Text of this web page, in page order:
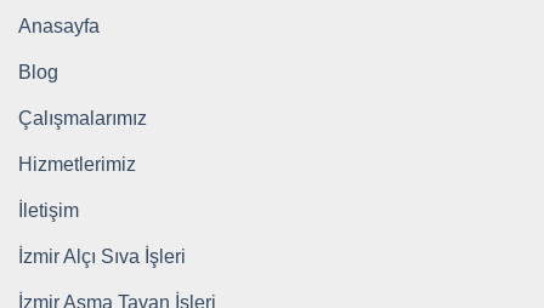
Anasayfa
Blog
Çalışmalarımız
Hizmetlerimiz
İletişim
İzmir Alçı Sıva İşleri
İzmir Asma Tavan İşleri